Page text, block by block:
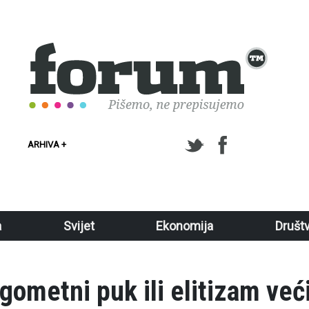
ARHIVA +
Svijet Ekonomija
puk ili elitizam